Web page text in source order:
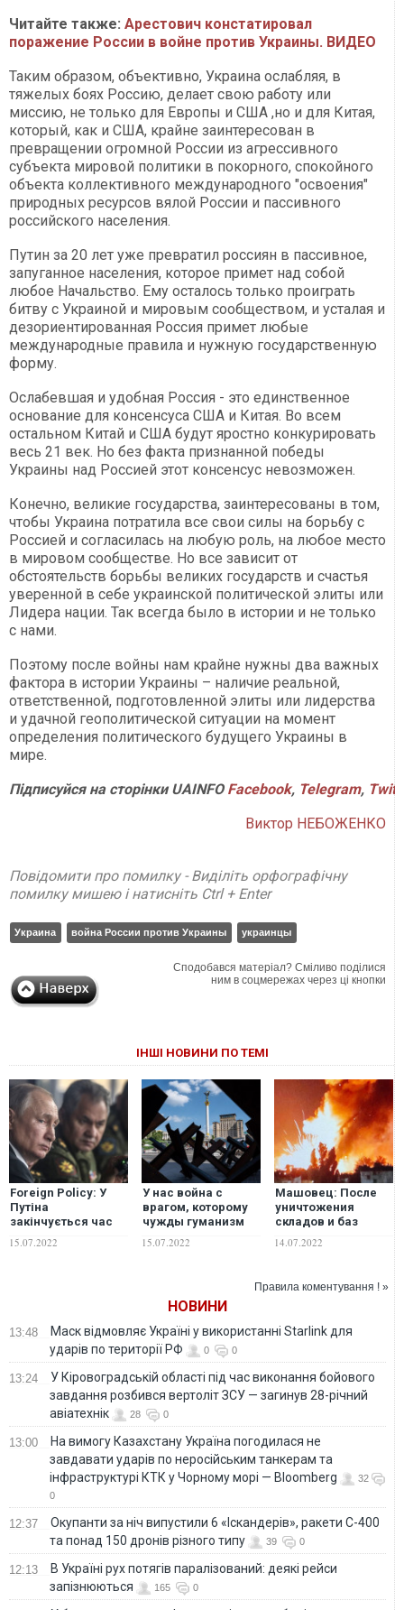
Читайте также: Арестович констатировал
поражение России в войне против Украины. ВИДЕО
Таким образом, объективно, Украина ослабляя, в
тяжелых боях Россию, делает свою работу или
миссию, не только для Европы и США ,но и для Китая,
который, как и США, крайне заинтересован в
превращении огромной России из агрессивного
субъекта мировой политики в покорного, спокойного
объекта коллективного международного "освоения"
природных ресурсов вялой России и пассивного
российского населения.
Путин за 20 лет уже превратил россиян в пассивное,
запуганное населения, которое примет над собой
любое Начальство. Ему осталось только проиграть
битву с Украиной и мировым сообществом, и усталая и
дезориентированная Россия примет любые
международные правила и нужную государственную
форму.
Ослабевшая и удобная Россия - это единственное
основание для консенсуса США и Китая. Во всем
остальном Китай и США будут яростно конкурировать
весь 21 век. Но без факта признанной победы
Украины над Россией этот консенсус невозможен.
Конечно, великие государства, заинтересованы в том,
чтобы Украина потратила все свои силы на борьбу с
Россией и согласилась на любую роль, на любое место
в мировом сообществе. Но все зависит от
обстоятельств борьбы великих государств и счастья
уверенной в себе украинской политической элиты или
Лидера нации. Так всегда было в истории и не только
с нами.
Поэтому после войны нам крайне нужны два важных
фактора в истории Украины – наличие реальной,
ответственной, подготовленной элиты или лидерства
и удачной геополитической ситуации на момент
определения политического будущего Украины в
мире.
Підписуйся на сторінки UAINFO Facebook, Telegram,
Виктор НЕБОЖЕНКО
Повідомити про помилку - Виділіть орфографічну
помилку мишею і натисніть Ctrl + Enter
Украина война России против Украины украинцы
Сподобався матеріал? Сміливо поділися
ним в соцмережах через ці кнопки
ІНШІ НОВИНИ ПО ТЕМІ
Foreign Policy: У
Путіна
закінчується час
Україною
15.07.2022
У нас война с
врагом, которому
чужды гуманизм
к чему Киеву нужно
15.07.2022
Машовец: После
уничтожения
складов и баз
командование
на довольствие в
14.07.2022
Правила коментування ! »
НОВИНИ
13:48
Маск відмовляє Україні у використанні Starlink для
ударів по території РФ
0 0
13:24
У Кіровоградській області під час виконання бойового
завдання розбився вертоліт ЗСУ — загинув 28-річний
авіатехнік
28 0
13:00
На вимогу Казахстану Україна погодилася не
завдавати ударів по неросійським танкерам та
інфраструктурі КТК у Чорному морі — Bloomberg
32
0
12:37
Окупанти за ніч випустили 6 «Іскандерів», ракети С-400
та понад 150 дронів різного типу
39 0
12:13
В Україні рух потягів паралізований: деякі рейси
запізнюються
165 0